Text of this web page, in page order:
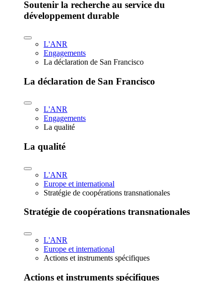
Soutenir la recherche au service du
développement durable
L'ANR
Engagements
La déclaration de San Francisco
La déclaration de San Francisco
L'ANR
Engagements
La qualité
La qualité
L'ANR
Europe et international
Stratégie de coopérations transnationales
Stratégie de coopérations transnationales
L'ANR
Europe et international
Actions et instruments spécifiques
Actions et instruments spécifiques